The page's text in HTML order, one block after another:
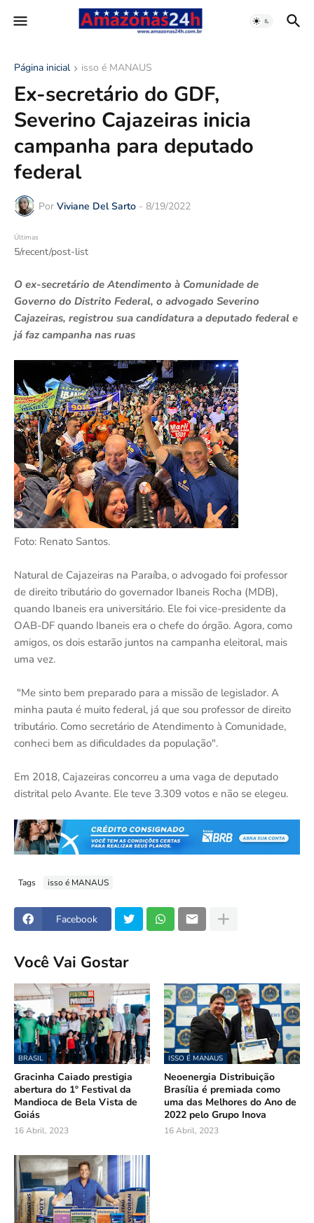
Página inicial isso é MANAUS
Ex-secretário do GDF,
Severino Cajazeiras inicia
campanha para deputado
federal
Por Viviane Del Sarto - 8/19/2022
Últimas
5/recent/post-list
O ex-secretário de Atendimento à Comunidade de
Governo do Distrito Federal, o advogado Severino
Cajazeiras, registrou sua candidatura a deputado federal e
já faz campanha nas ruas
Foto: Renato Santos.
Natural de Cajazeiras na Paraíba, o advogado foi professor
de direito tributário do governador Ibaneis Rocha (MDB),
quando Ibaneis era universitário. Ele foi vice-presidente da
OAB-DF quando Ibaneis era o chefe do órgão. Agora, como
amigos, os dois estarão juntos na campanha eleitoral, mais
uma vez.
"Me sinto bem preparado para a missão de legislador. A
minha pauta é muito federal, já que sou professor de direito
tributário. Como secretário de Atendimento à Comunidade,
conheci bem as dificuldades da população".
Em 2018, Cajazeiras concorreu a uma vaga de deputado
distrital pelo Avante. Ele teve 3.309 votos e não se elegeu.
Tags isso é MANAUS
Facebook
Você Vai Gostar
BRASIL
Gracinha Caiado prestigia
abertura do 1º Festival da
Mandioca de Bela Vista de
Goiás
16 Abril, 2023
ISSO É MANAUS
Neoenergia Distribuição
Brasília é premiada como
uma das Melhores do Ano de
2022 pelo Grupo Inova
16 Abril, 2023